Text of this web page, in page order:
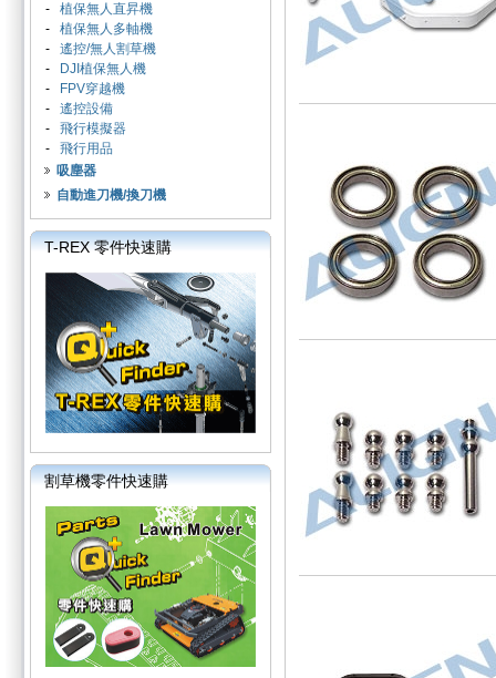
- 植保無人直昇機
- 植保無人多軸機
- 遙控/無人割草機
-
DJI植保無人機
-
FPV穿越機
- 遙控設備
- 飛行模擬器
- 飛行用品
吸塵器
自動進刀機/換刀機
T-REX 零件快速購
割草機零件快速購